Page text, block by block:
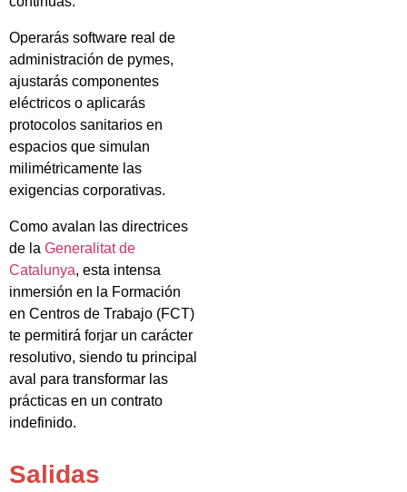
Operarás software real de
administración de pymes,
ajustarás componentes
eléctricos o aplicarás
protocolos sanitarios en
espacios que simulan
milimétricamente las
exigencias corporativas.
Como avalan las directrices
de la Generalitat de
Catalunya, esta intensa
inmersión en la Formación
en Centros de Trabajo (FCT)
te permitirá forjar un carácter
resolutivo, siendo tu principal
aval para transformar las
prácticas en un contrato
indefinido.
Salidas